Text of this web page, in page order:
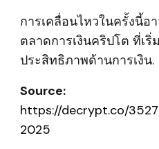
การเคลื่อนไหวในครั้งนี้อ
ตลาดการเงินคริปโต ที่เ
ประสิทธิภาพด้านการเงิน.
Source:
https://decrypt.co/
2025